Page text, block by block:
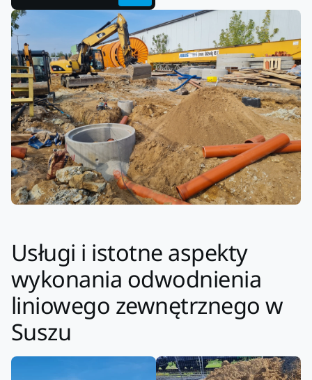
Usługi i istotne aspekty
wykonania odwodnienia
liniowego zewnętrznego w
Suszu